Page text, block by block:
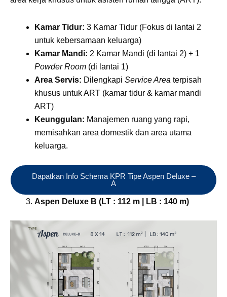
Kamar Tidur: 3 Kamar Tidur (Fokus di lantai 2
untuk kebersamaan keluarga)
Kamar Mandi: 2 Kamar Mandi (di lantai 2) + 1
Powder Room (di lantai 1)
Area Servis: Dilengkapi Service Area terpisah
khusus untuk ART (kamar tidur & kamar mandi
ART)
Keunggulan: Manajemen ruang yang rapi,
memisahkan area domestik dan area utama
keluarga.
Dapatkan Info Schema KPR Tipe Aspen Deluxe –
A
Aspen Deluxe B (LT : 112 m | LB : 140 m)